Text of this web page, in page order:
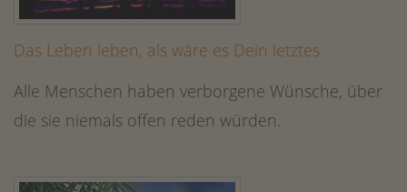
Das Leben leben, als wäre es Dein letztes
Alle Menschen haben verborgene Wünsche, über
die sie niemals offen reden würden.